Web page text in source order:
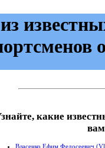
какие
Власенко Ефим Федосеевич